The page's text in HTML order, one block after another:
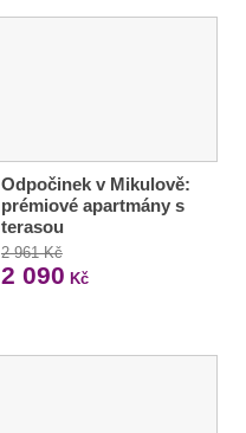
Odpočinek v Mikulově:
prémiové apartmány s
terasou
2 961 Kč
2 090 Kč